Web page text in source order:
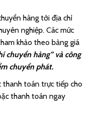
hàng tới địa chỉ
nghiệp. Các mức
khảo theo bảng giá
chuyển hàng” và công
chuyển phát.
thanh toán trực tiếp cho
thanh toán ngay